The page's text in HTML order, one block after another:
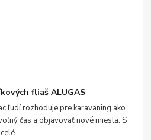
fliaš ALUGAS
ľudí rozhoduje pre karavaning ako
čas a objavovať nové miesta. S